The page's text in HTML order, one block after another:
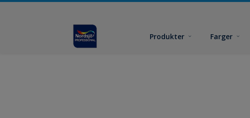
Produkter Farger